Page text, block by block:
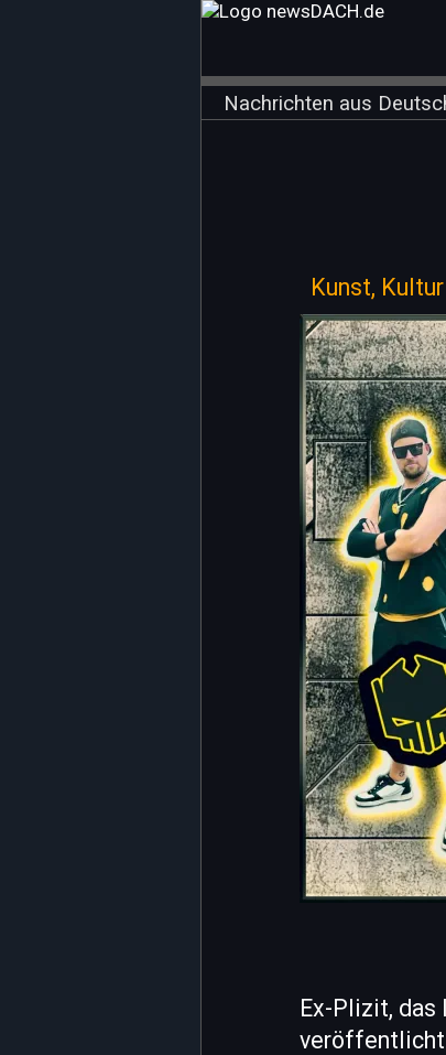
Nachrichten aus
Kunst, Kultur
Ex-Plizit, das
veröffentlicht